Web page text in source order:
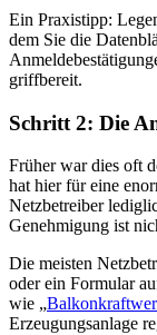
Ein Praxistipp:
dem Sie die
griffbereit.
Schritt 2: Die
Früher war dies oft
hat hier für eine
Netzbetreiber
Genehmigung ist
Die meisten
oder ein Formular
wie „
Erzeugungsanlage